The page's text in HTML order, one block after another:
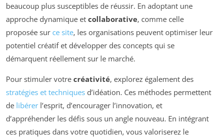
beaucoup plus susceptibles de réussir. En adoptant une
approche dynamique et collaborative, comme celle
proposée sur ce site, les organisations peuvent optimiser leur
potentiel créatif et développer des concepts qui se
démarquent réellement sur le marché.
Pour stimuler votre créativité, explorez également des
stratégies et techniques d’idéation. Ces méthodes permettent
de libérer l’esprit, d’encourager l’innovation, et
d’appréhender les défis sous un angle nouveau. En intégrant
ces pratiques dans votre quotidien, vous valoriserez le